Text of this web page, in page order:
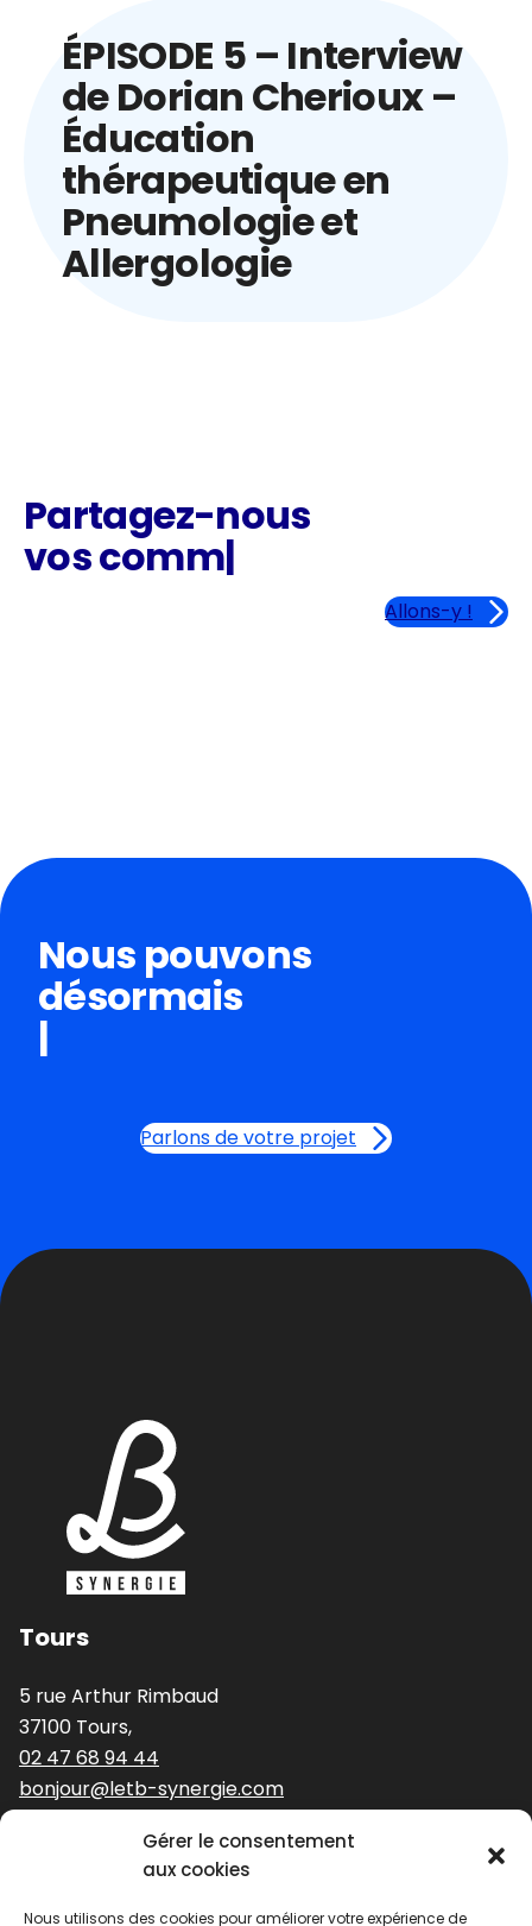
Gérer le consentement
aux cookies
Nous utilisons des cookies pour améliorer votre expérience de
REGARDER SUR
YOUTUBE
ÉPISODE 5 – Interview
de Dorian Cherioux –
Éducation
thérapeutique en
Pneumologie et
Allergologie
Partagez-nous
vos|
Allons-y !
Tours
5 rue Arthur Rimbaud
37100 Tours,
02 47 68 94 44
bonjour@letb-synergie.com
Nos expertises
Nous pouvons
désormais
mett
Parlons de votre projet